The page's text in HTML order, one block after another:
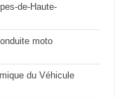
de-Haute-
moto
du Véhicule